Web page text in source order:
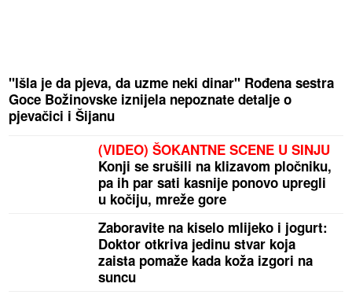
"Išla je da pjeva, da uzme neki dinar" Rođena sestra
Goce Božinovske iznijela nepoznate detalje o
pjevačici i Šijanu
(VIDEO) ŠOKANTNE SCENE U SINJU
Konji se srušili na klizavom pločniku,
pa ih par sati kasnije ponovo upregli
u kočiju, mreže gore
Zaboravite na kiselo mlijeko i jogurt:
Doktor otkriva jedinu stvar koja
zaista pomaže kada koža izgori na
suncu